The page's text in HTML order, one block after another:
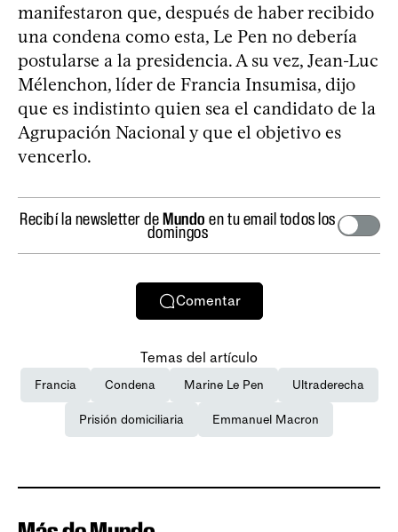
manifestaron que, después de haber recibido
una condena como esta, Le Pen no debería
postularse a la presidencia. A su vez, Jean-Luc
Mélenchon, líder de Francia Insumisa, dijo
que es indistinto quien sea el candidato de la
Agrupación Nacional y que el objetivo es
vencerlo.
Recibí la newsletter deMundo en tu email todos los
domingos
Comentar
Temas del artículo
Francia Condena Marine Le Pen Ultraderecha
Prisión domiciliaria Emmanuel Macron